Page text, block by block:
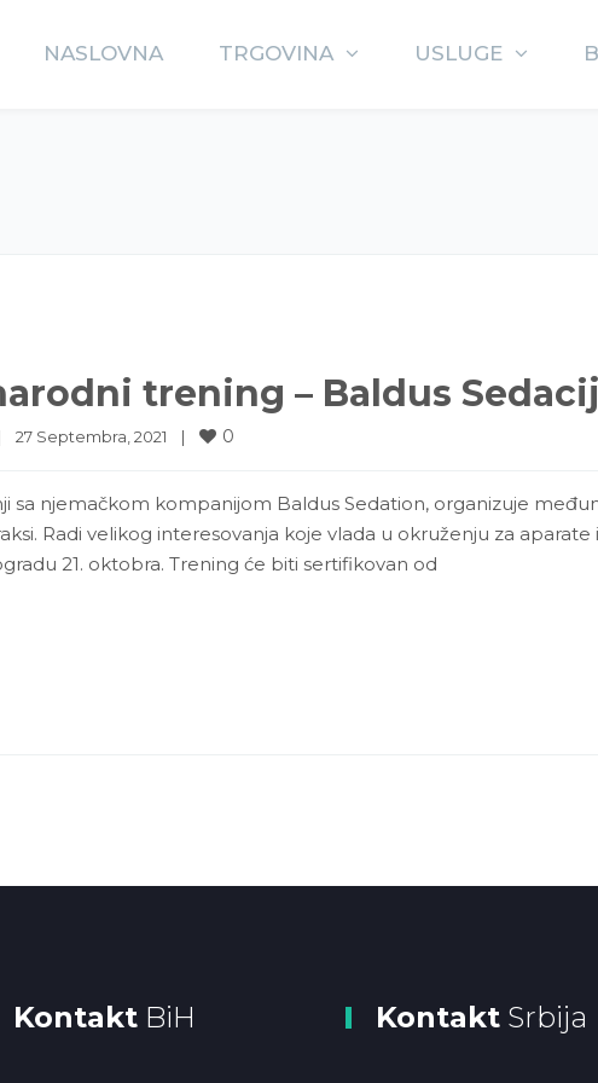
NASLOVNA TRGOVINA USLUGE
trening – Baldus
27 Septembra, 2021 | 0
sa njemačkom kompanijom Baldus Sedation, organizuje
Radi velikog interesovanja koje vlada u okruženju za
21. oktobra. Trening će biti sertifikovan od
Kontakt BiH Kontakt Srbija